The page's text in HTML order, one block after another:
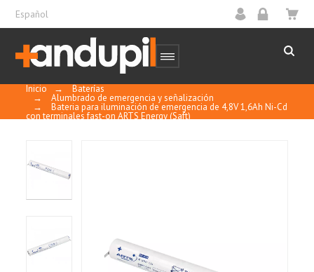
Español
Inicio → Baterías
→ Alumbrado de emergencia y señalización
→ Bateria para iluminación de emergencia de 4,8V 1,6Ah Ni-Cd
con terminales fast-on ARTS Energy (Saft)